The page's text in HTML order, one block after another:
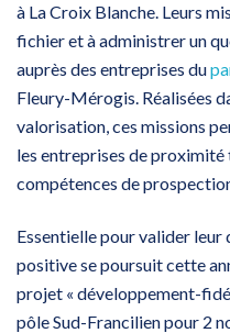
à La Croix Blanche. Leurs
fichier et à administrer un
auprès des entreprises du
Fleury-Mérogis. Réalisées
valorisation, ces missions
les entreprises de
compétences de
Essentielle pour valider
positive se poursuit cette
projet « développement-
pôle Sud-Francilien pour 2